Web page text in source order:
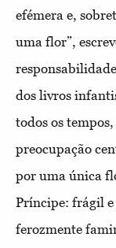
efémera e,
uma flor”,
dos livros
todos os
preocupação
por uma única
Príncipe: frágil e
ferozmente